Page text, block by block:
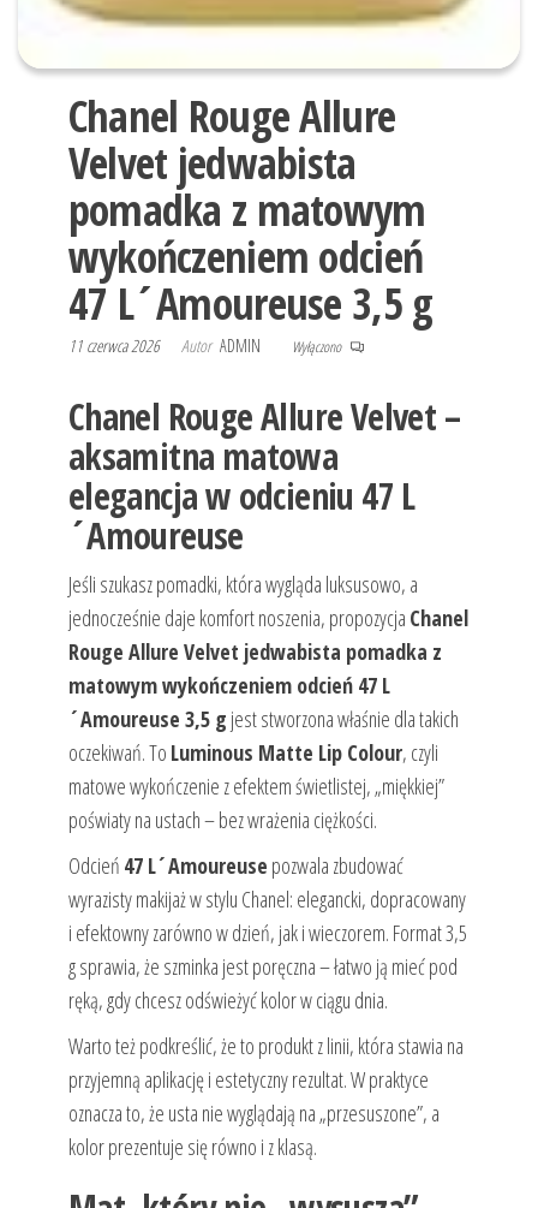
Chanel Rouge Allure
Velvet jedwabista
pomadka z matowym
wykończeniem odcień
47 L´Amoureuse 3,5 g
11 czerwca 2026 Autor ADMIN Wyłączono
Chanel Rouge Allure Velvet –
aksamitna matowa
elegancja w odcieniu 47 L
´Amoureuse
Jeśli szukasz pomadki, która wygląda luksusowo, a
jednocześnie daje komfort noszenia, propozycja Chanel
Rouge Allure Velvet jedwabista pomadka z
matowym wykończeniem odcień 47 L
´Amoureuse 3,5 g jest stworzona właśnie dla takich
oczekiwań. To Luminous Matte Lip Colour, czyli
matowe wykończenie z efektem świetlistej, „miękkiej”
poświaty na ustach – bez wrażenia ciężkości.
Odcień 47 L´Amoureuse pozwala zbudować
wyrazisty makijaż w stylu Chanel: elegancki, dopracowany
i efektowny zarówno w dzień, jak i wieczorem. Format 3,5
g sprawia, że szminka jest poręczna – łatwo ją mieć pod
ręką, gdy chcesz odświeżyć kolor w ciągu dnia.
Warto też podkreślić, że to produkt z linii, która stawia na
przyjemną aplikację i estetyczny rezultat. W praktyce
oznacza to, że usta nie wyglądają na „przesuszone”, a
kolor prezentuje się równo i z klasą.